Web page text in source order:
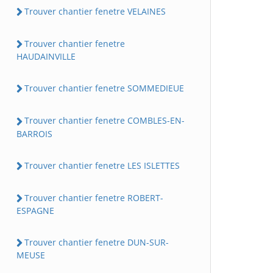
Trouver chantier fenetre VELAINES
Trouver chantier fenetre
HAUDAINVILLE
Trouver chantier fenetre SOMMEDIEUE
Trouver chantier fenetre COMBLES-EN-
BARROIS
Trouver chantier fenetre LES ISLETTES
Trouver chantier fenetre ROBERT-
ESPAGNE
Trouver chantier fenetre DUN-SUR-
MEUSE